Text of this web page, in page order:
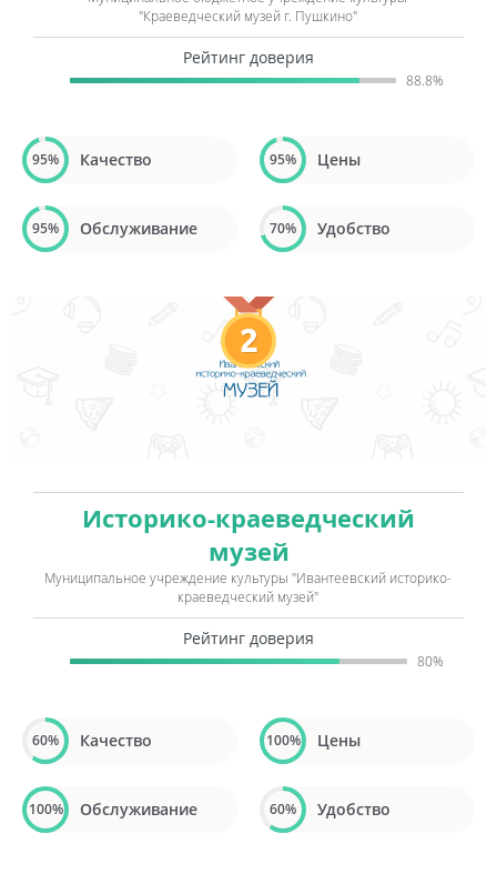
"Краеведческий музей г. Пушкино"
Рейтинг доверия
88.8%
95% Качество 95% Цены
95% Обслуживание 70% Удобство
2
Историко-краеведческий
музей
Муниципальное учреждение культуры "Ивантеевский историко-
краеведческий музей"
Рейтинг доверия
80%
60% Качество 100% Цены
100% Обслуживание 60% Удобство